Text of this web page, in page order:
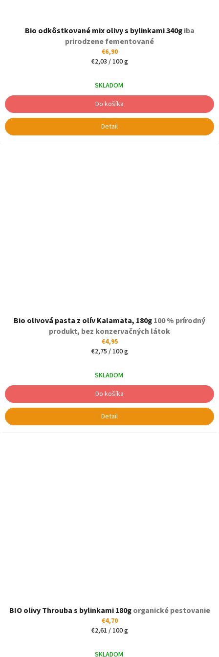
Bio odkôstkované mix olivy s bylinkami 340giba
prirodzene fementované
€6,90
Jednotková
€2,03 / 100 g
SKLADOM
Do košíka
Detail
Bio olivová pasta z olív Kalamata, 180g100 % prírodný
produkt, bez konzervačných látok
€4,95
Jednotková
€2,75 / 100 g
SKLADOM
Do košíka
Detail
BIO olivy Throuba s bylinkami 180gorganické pestovanie
€4,70
Jednotková
€2,61 / 100 g
SKLADOM